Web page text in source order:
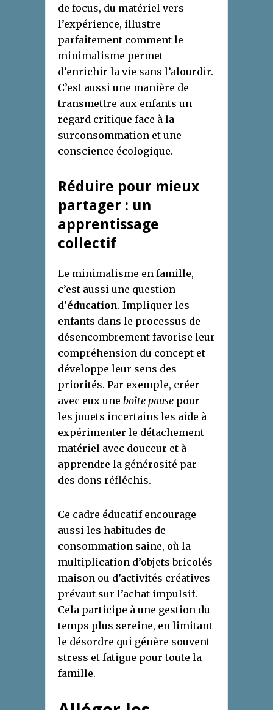
de focus, du matériel vers
l’expérience, illustre
parfaitement comment le
minimalisme permet
d’enrichir la vie sans l’alourdir.
C’est aussi une manière de
transmettre aux enfants un
regard critique face à la
surconsommation et une
conscience écologique.
Réduire pour mieux
partager : un
apprentissage
collectif
Le minimalisme en famille,
c’est aussi une question
d’éducation. Impliquer les
enfants dans le processus de
désencombrement favorise leur
compréhension du concept et
développe leur sens des
priorités. Par exemple, créer
avec eux une boîte pause pour
les jouets incertains les aide à
expérimenter le détachement
matériel avec douceur et à
apprendre la générosité par
des dons réfléchis.
Ce cadre éducatif encourage
aussi les habitudes de
consommation saine, où la
multiplication d’objets bricolés
maison ou d’activités créatives
prévaut sur l’achat impulsif.
Cela participe à une gestion du
temps plus sereine, en limitant
le désordre qui génère souvent
stress et fatigue pour toute la
famille.